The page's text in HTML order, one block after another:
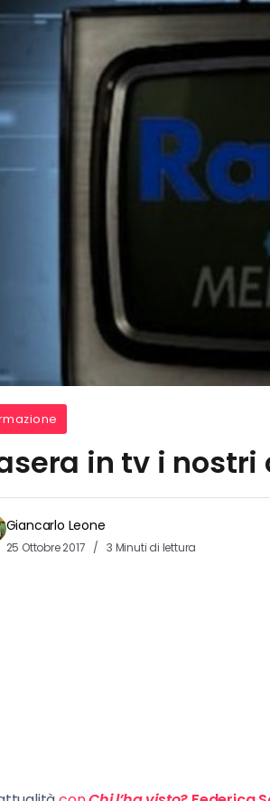
in tv i
Giancarlo Leone
25 Ottobre 2017 3 Minuti di lettura